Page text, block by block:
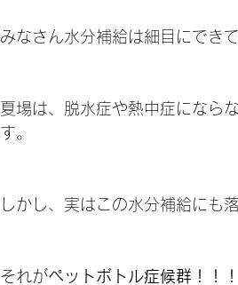
みなさん水分補給は細目にでき
夏場は、脱水症や熱中症になら
す。
しかし、実はこの水分補給にも
それがペットボトル症候群！！！